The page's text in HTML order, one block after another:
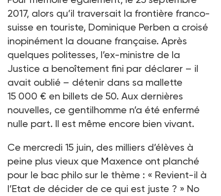
2017, alors qu’il traversait la frontière franco-
suisse en touriste, Dominique Perben a croisé
inopinément la douane française. Après
quelques politesses, l’ex-ministre de la
Justice a benoîtement fini par déclarer – il
avait oublié – détenir dans sa mallette
15 000 € en billets de 50. Aux dernières
nouvelles, ce gentilhomme n’a été enfermé
nulle part. Il est même encore bien vivant.
Ce mercredi 15 juin, des milliers d’élèves à
peine plus vieux que Maxence ont planché
pour le bac philo sur le thème : « Revient-il à
l’Etat de décider de ce qui est juste ? » No